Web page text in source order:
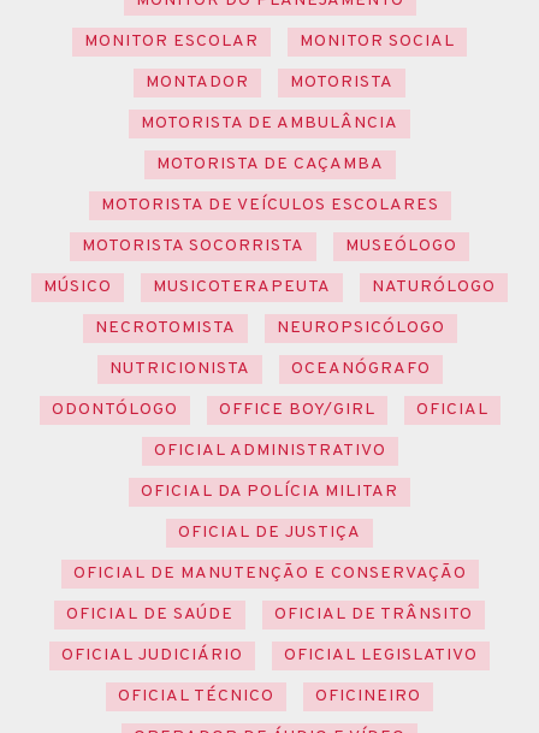
MONITOR ESCOLAR
MONITOR SOCIAL
MONTADOR
MOTORISTA
MOTORISTA DE AMBULÂNCIA
MOTORISTA DE CAÇAMBA
MOTORISTA DE VEÍCULOS ESCOLARES
MOTORISTA SOCORRISTA
MUSEÓLOGO
MÚSICO
MUSICOTERAPEUTA
NATURÓLOGO
NECROTOMISTA
NEUROPSICÓLOGO
NUTRICIONISTA
OCEANÓGRAFO
ODONTÓLOGO
OFFICE BOY/GIRL
OFICIAL
OFICIAL ADMINISTRATIVO
OFICIAL DA POLÍCIA MILITAR
OFICIAL DE JUSTIÇA
OFICIAL DE MANUTENÇÃO E CONSERVAÇÃO
OFICIAL DE SAÚDE
OFICIAL DE TRÂNSITO
OFICIAL JUDICIÁRIO
OFICIAL LEGISLATIVO
OFICIAL TÉCNICO
OFICINEIRO